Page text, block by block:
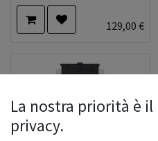
129,00 €
La nostra priorità è
privacy.